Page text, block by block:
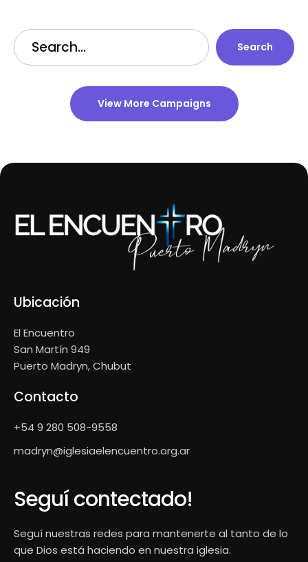
Search
View More Campaigns
Contacto
+54 9 280 508-9558
madryn@iglesiaelencuentro.org.ar
Ubicación
El Encuentro
San Martín 949
Puerto Madryn, Chubut
Seguí contectado!
Seguí nuestras redes para mantenerte al tanto de lo
que Dios está haciendo en nuestra iglesia.